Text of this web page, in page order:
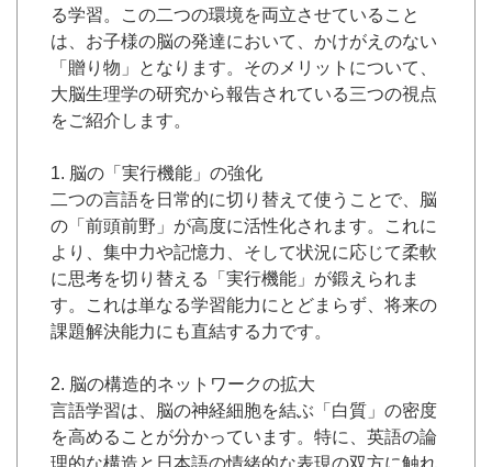
る学習。この二つの環境を両立させていること
は、お子様の脳の発達において、かけがえのない
「贈り物」となります。そのメリットについて、
大脳生理学の研究から報告されている三つの視点
をご紹介します。
1. 脳の「実行機能」の強化
二つの言語を日常的に切り替えて使うことで、脳
の「前頭前野」が高度に活性化されます。これに
より、集中力や記憶力、そして状況に応じて柔軟
に思考を切り替える「実行機能」が鍛えられま
す。これは単なる学習能力にとどまらず、将来の
課題解決能力にも直結する力です。
2. 脳の構造的ネットワークの拡大
言語学習は、脳の神経細胞を結ぶ「白質」の密度
を高めることが分かっています。特に、英語の論
理的な構造と日本語の情緒的な表現の双方に触れ